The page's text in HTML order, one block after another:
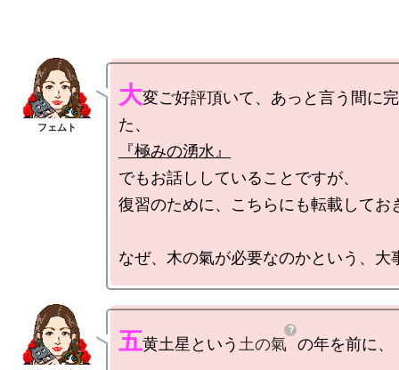
大変ご好評頂いて、あっと言う間に
『極みの湧水』
でもお話ししていることですが、
復習のために、こちらにも転載してお
五黄土星という 土の氣 の年を前に、